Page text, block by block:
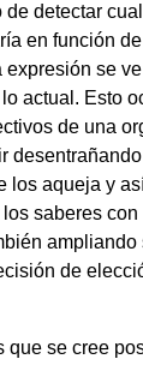
de detectar
en función
expresión se
actual. Esto
de una
los aqueja y
saberes
ampliando
de
que se cree